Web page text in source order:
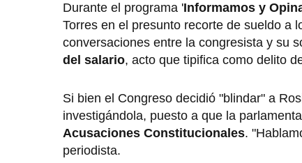
Durante el programa 'Informamos y
Torres en el presunto recorte de sueldo a
conversaciones entre la congresista y su
del salario, acto que tipifica como delito
Si bien el Congreso decidió "blindar" a
investigándola, puesto a que la
Acusaciones Constitucionales.
periodista.